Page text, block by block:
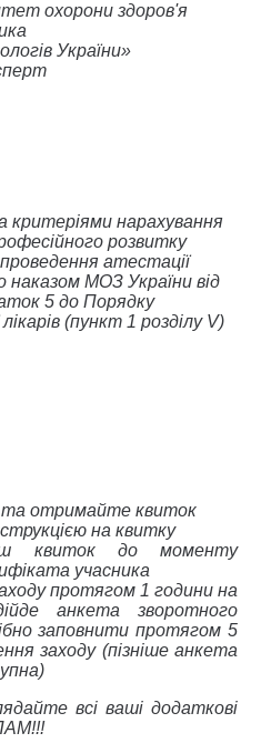
охорони здоров'я
України»
критеріями нарахування
розвитку
атестації
наказом МОЗ України від
5 до Порядку
(пункт 1 розділу V)
та отримайте квиток
на квитку
квиток до моменту
учасника
протягом 1 години на
анкета зворотного
заповнити протягом 5
заходу (пізніше анкета
всі ваші додаткові